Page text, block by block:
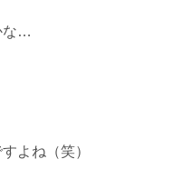
な…
よね（笑）